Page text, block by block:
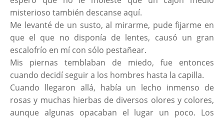
misterioso también descanse aquí.
Me levanté de un susto, al mirarme, pude fijarme en
que el que no disponía de lentes, causó un gran
escalofrío en mí con sólo pestañear.
Mis piernas temblaban de miedo, fue entonces
cuando decidí seguir a los hombres hasta la capilla.
Cuando llegaron allá, había un lecho inmenso de
rosas y muchas hierbas de diversos olores y colores,
aunque algunas opacaban el lugar un poco. Los